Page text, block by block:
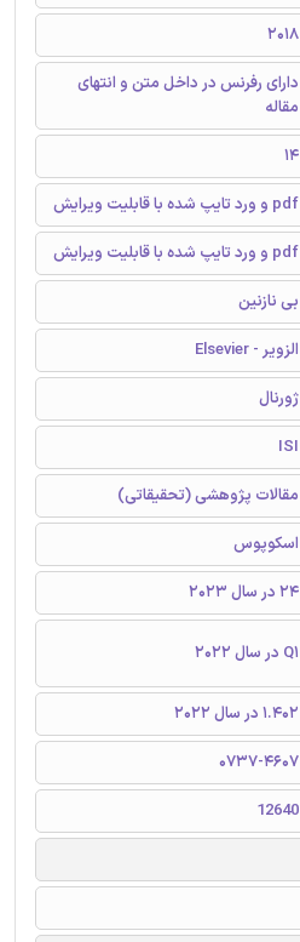
2018
دارای رفرنس در داخل متن و انتهای
مقاله
14
pdf و ورد تایپ شده با قابلیت ویرایش
pdf و ورد تایپ شده با قابلیت ویرایش
بی نازنین
الزویر - Elsevier
ژورنال
ISI
مقالات پژوهشی (تحقیقاتی)
اسکوپوس
24 در سال 2023
Q1 در سال 2022
1.402 در سال 2022
0737-4607
12640